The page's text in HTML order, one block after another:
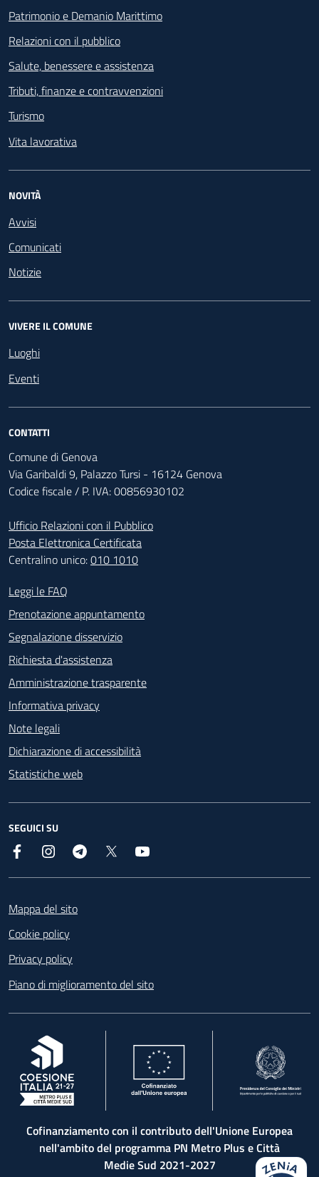
Patrimonio e Demanio Marittimo
Relazioni con il pubblico
Salute, benessere e assistenza
Tributi, finanze e contravvenzioni
Turismo
Vita lavorativa
NOVITÀ
Avvisi
Comunicati
Notizie
VIVERE IL COMUNE
Luoghi
Eventi
CONTATTI
Comune di Genova
Via Garibaldi 9, Palazzo Tursi - 16124 Genova
Codice fiscale / P. IVA: 00856930102
Ufficio Relazioni con il Pubblico
Posta Elettronica Certificata
Centralino unico:010 1010
Footer - Contatti
Leggi le FAQ
Prenotazione appuntamento
Segnalazione disservizio
Richiesta d'assistenza
Amministrazione trasparente
Informativa privacy
Note legali
Dichiarazione di accessibilità
Statistiche web
SEGUICI SU
Facebook InstagramTelegram
Mappa del sito
Cookie policy
Privacy policy
Piano di miglioramento del sito
, apre in una nuova scheda
Cofinanziamento con il contributo dell'Unione Europea
nell'ambito del programma PN Metro Plus e Città
Medie Sud 2021-2027